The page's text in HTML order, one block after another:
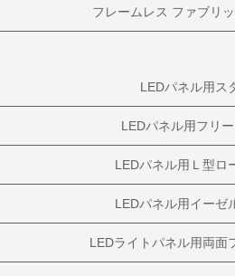
フレームレス ファブリ
LEDパネル用ス
LEDパネル用フリ
LEDパネル用Ｌ型ロ
LEDパネル用イーゼ
LEDライトパネル用両面